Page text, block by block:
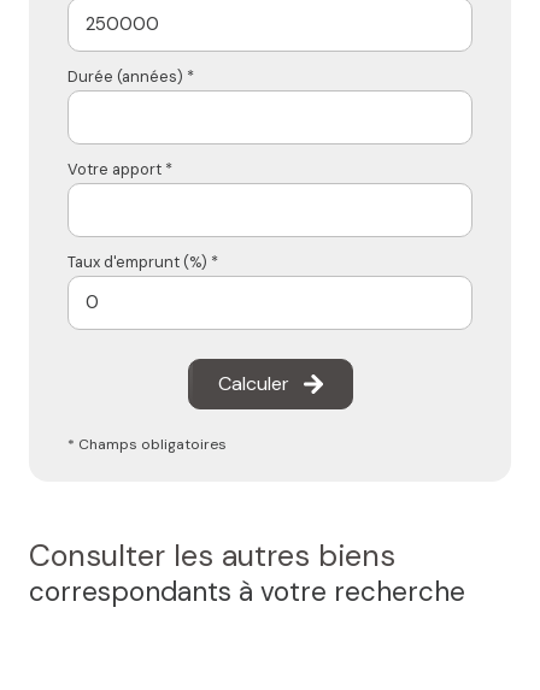
Durée (années) *
Votre apport *
Taux d'emprunt (%) *
Calculer
* Champs obligatoires
Consulter les autres biens
correspondants à votre recherche